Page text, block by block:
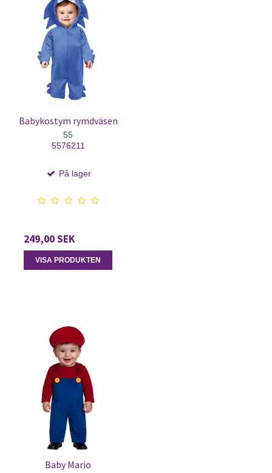
Babykostym rymdväsen
55
5576211
På lager
249,00 SEK
VISA PRODUKTEN
Baby Mario